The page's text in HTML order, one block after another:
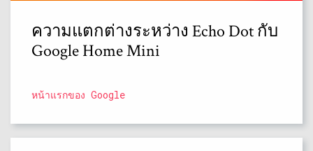
ความแตกต่างระหว่าง Echo Dot กับ
Google Home Mini
หน้าแรกของ Google